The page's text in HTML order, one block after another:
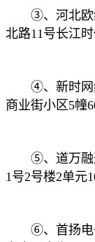
③、河北欧
北路11号长江时
④、新时网
商业街小区5幢
⑤、道万融
1号2号楼2单元
⑥、首扬电